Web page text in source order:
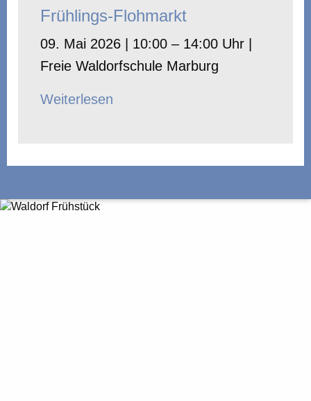
Frühlings-Flohmarkt
09. Mai 2026 | 10:00 – 14:00 Uhr |
Freie Waldorfschule Marburg
Weiterlesen